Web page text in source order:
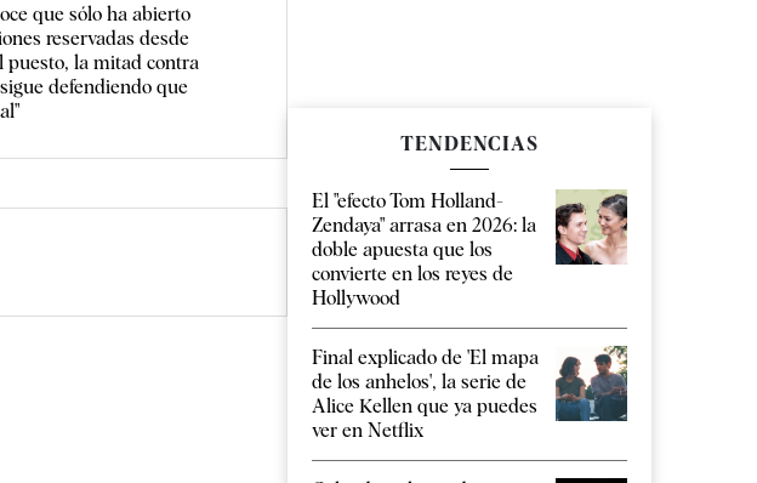
que sólo ha abierto
reservadas desde
puesto, la mitad contra
defendiendo que
TENDENCIAS
El "efecto Tom Holland-
Zendaya" arrasa en 2026: la
doble apuesta que los
convierte en los reyes de
Hollywood
Final explicado de 'El mapa
de los anhelos', la serie de
Alice Kellen que ya puedes
ver en Netflix